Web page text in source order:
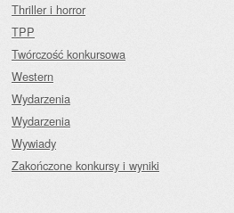
Thriller i horror
TPP
Twórczość konkursowa
Western
Wydarzenia
Wydarzenia
Wywiady
Zakończone konkursy i wyniki